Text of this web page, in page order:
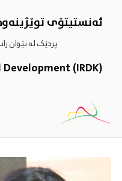
ئەنستیتۆى
پردێک لە
(IRDK)